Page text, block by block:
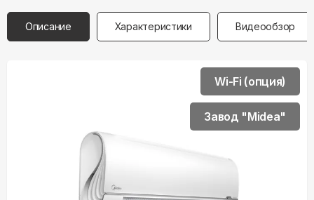
Описание Характеристики Видеообзор
Wi-Fi (опция)
Завод "Midea"